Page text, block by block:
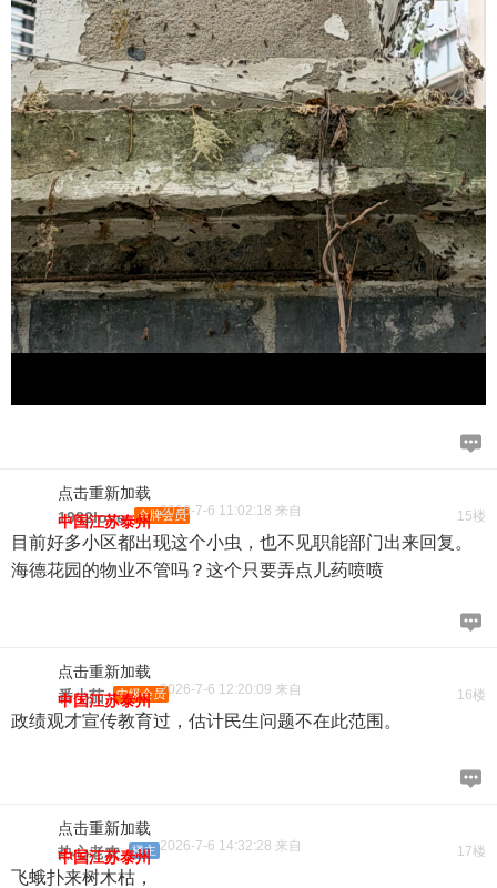
点击重新加载
15楼
1982love 金牌会员2026-7-6 11:02:18 来自
中国江苏泰州
目前好多小区都出现这个小虫，也不见职能部门出来回复。
海德花园的物业不管吗？这个只要弄点儿药喷喷
点击重新加载
16楼
番小茄 中级会员2026-7-6 12:20:09 来自
中国江苏泰州
政绩观才宣传教育过，估计民生问题不在此范围。
点击重新加载
17楼
热心老农 楼主 2026-7-6 14:32:28 来自
中国江苏泰州
飞蛾扑来树木枯，